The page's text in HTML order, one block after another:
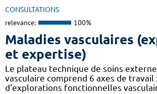
CONSULTATIONS
relevance: 100%
Maladies vasculaires
et expertise)
Le plateau technique de soins
vasculaire comprend 6 axes de travail
d'explorations fonctionnelles